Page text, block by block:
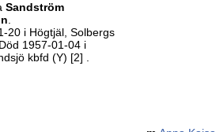
Sandström
20 i Högtjäl, Solbergs
Död 1957-01-04 i
kbfd (Y) [2]